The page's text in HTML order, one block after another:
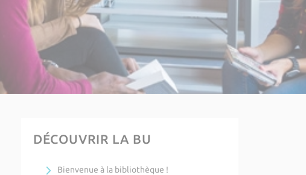
DÉCOUVRIR LA BU
Bienvenue à la bibliothèque !